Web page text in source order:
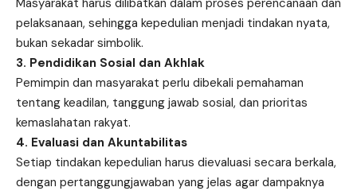
pelaksanaan, sehingga kepedulian menjadi tindakan nyata,
bukan sekadar simbolik.
3. Pendidikan Sosial dan Akhlak
Pemimpin dan masyarakat perlu dibekali pemahaman
tentang keadilan, tanggung jawab sosial, dan prioritas
kemaslahatan rakyat.
4. Evaluasi dan Akuntabilitas
Setiap tindakan kepedulian harus dievaluasi secara berkala,
dengan pertanggungjawaban yang jelas agar dampaknya